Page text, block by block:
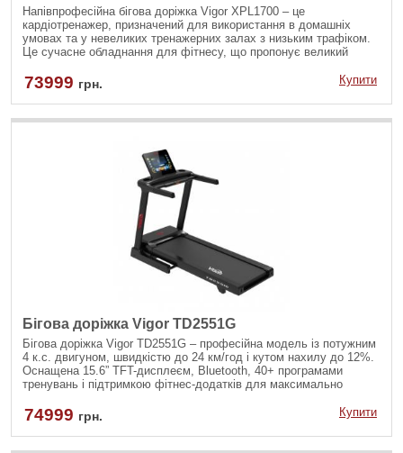
Напівпрофесійна бігова доріжка Vigor XPL1700 – це
кардіотренажер, призначений для використання в домашніх
умовах та у невеликих тренажерних залах з низьким трафіком.
Це сучасне обладнання для фітнесу, що пропонує великий
73999 грн. Купити
Бігова доріжка Vigor TD2551G
Бігова доріжка Vigor TD2551G – професійна модель із потужним
4 к.с. двигуном, швидкістю до 24 км/год і кутом нахилу до 12%.
Оснащена 15.6” TFT-дисплеєм, Bluetooth, 40+ програмами
тренувань і підтримкою фітнес-додатків для максимально
74999 грн. Купити